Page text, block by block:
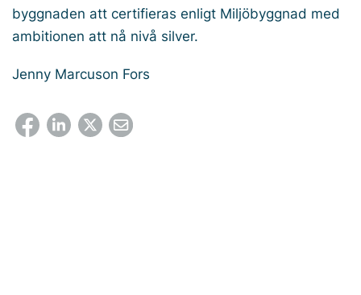
byggnaden att certifieras enligt Miljöbyggnad med
ambitionen att nå nivå silver.
Jenny Marcuson Fors